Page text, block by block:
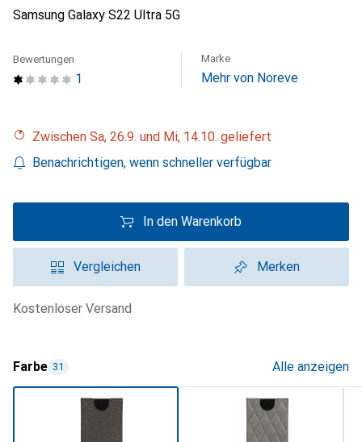
Samsung Galaxy S22 Ultra 5G
1
Bewertungen Marke
Mehr von Noreve
Zwischen Sa, 26.9. und Mi, 14.10. geliefert
Benachrichtigen, wenn schneller verfügbar
In den Warenkorb
Vergleichen Merken
kostenloser Versand
Farbe 31 Alle anzeigen